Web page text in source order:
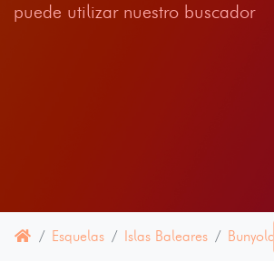
puede utilizar nuestro buscador
Esquelas Islas Baleares Bunyola